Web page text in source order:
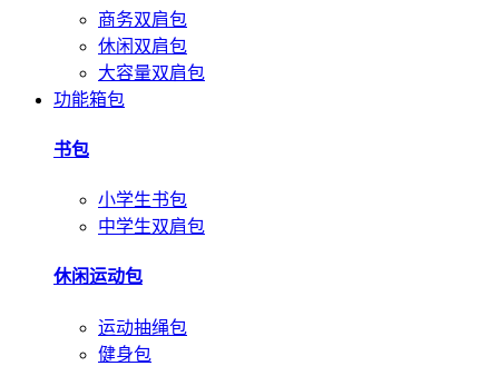
商务双肩包
休闲双肩包
大容量双肩包
功能箱包
书包
小学生书包
中学生双肩包
休闲运动包
运动抽绳包
健身包